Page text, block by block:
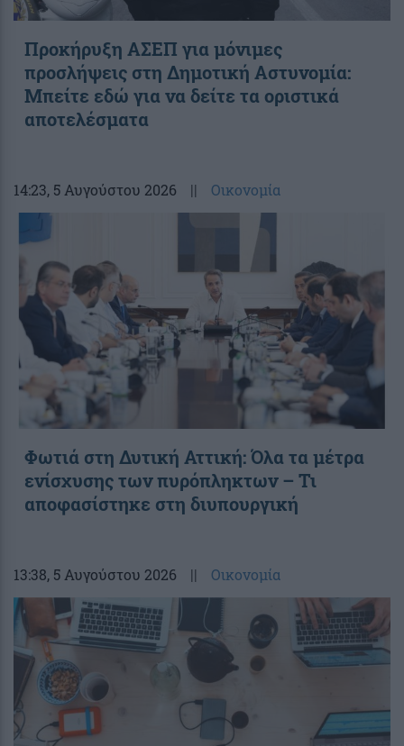
Προκήρυξη ΑΣΕΠ για μόνιμες
προσλήψεις στη Δημοτική Αστυνομία:
Μπείτε εδώ για να δείτε τα οριστικά
αποτελέσματα
14:23, 5 Αυγούστου 2026 || Οικονομία
Φωτιά στη Δυτική Αττική: Όλα τα μέτρα
ενίσχυσης των πυρόπληκτων – Τι
αποφασίστηκε στη διυπουργική
13:38, 5 Αυγούστου 2026 || Οικονομία